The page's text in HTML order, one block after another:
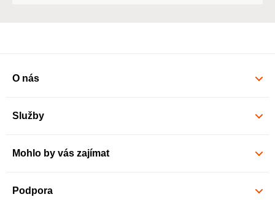
O nás
Služby
Mohlo by vás zajímat
Podpora